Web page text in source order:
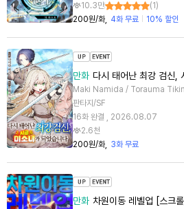
10.3만
(1 )
200원/화
4화 무료 10% 할인
만화 다시 태어난 최강 검신,
Maki Namida / Torauma Tikin
판타지/SF
16화 완결 , 2026.08.07
2.6천
200원/화
3화 무료
만화 차원이동 레벨업 [스크